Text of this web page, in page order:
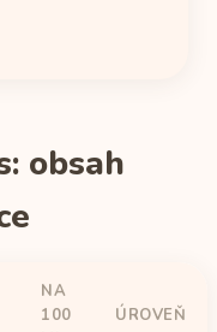
obsah
NA
100
ÚROVEŇ